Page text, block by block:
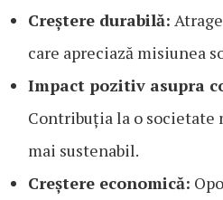
Creștere durabilă:
care apreciază misiunea
Impact pozitiv asupra
Contribuția la o societate
mai sustenabil.
Creștere economică: